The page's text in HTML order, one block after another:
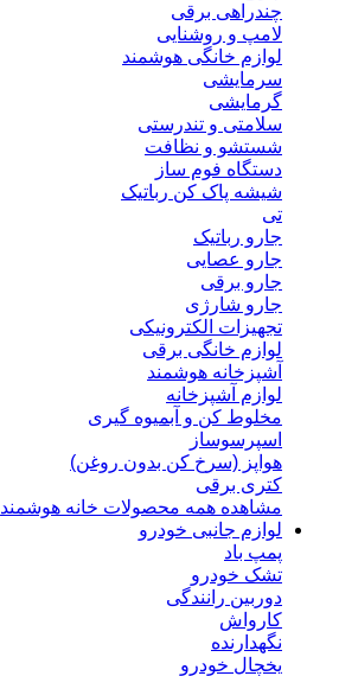
چندراهی برقی
لامپ و روشنایی
لوازم خانگی هوشمند
سرمایشی
گرمایشی
سلامتی و تندرستی
شستشو و نظافت
دستگاه فوم ساز
شیشه پاک کن رباتیک
تی
جارو رباتیک
جارو عصایی
جارو برقی
جارو شارژی
تجهیزات الکترونیکی
لوازم خانگی برقی
آشپزخانه هوشمند
لوازم آشپزخانه
مخلوط کن و آبمیوه گیری
اسپرسوساز
هواپز (سرخ کن بدون روغن)
کتری برقی
مشاهده همه محصولات خانه هوشمند
لوازم جانبی خودرو
پمپ باد
تشک خودرو
دوربین رانندگی
کارواش
نگهدارنده
یخچال خودرو